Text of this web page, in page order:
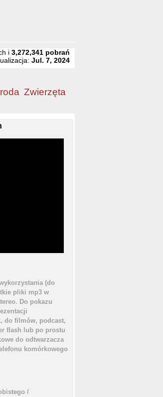
i3,272,341 pobrań
Jul. 7, 2024
Zwierzęta
(do
pliki mp3 w
Do pokazu
do filmów, podcast,
flash lub po prostu
do odtwarzacza
komórkowego
/